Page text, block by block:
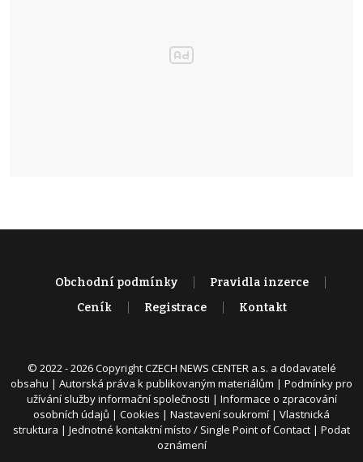
Obchodní podmínky
Pravidla inzerce
Ceník
Registrace Kontakt
© 2022 - 2026 Copyright CZECH NEWS CENTER a.s. a dodavatelé
obsahu | Autorská práva k publikovaným materiálům | Podmínky pro
užívání služby informační společnosti | Informace o zpracování
osobních údajů | Cookies | Nastavení soukromí | Vlastnická
struktura | Jednotné kontaktní místo / Single Point of Contact | Podat
oznámení